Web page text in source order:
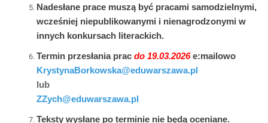
Nadesłane prace muszą być pracami samodzielnymi,
wcześniej niepublikowanymi i nienagrodzonymi w
innych konkursach literackich.
Termin przesłania pracdo 19.03.2026e:mailowo
KrystynaBorkowska@eduwarszawa.pl
lub
ZZych@eduwarszawa.pl
Teksty wysłane po terminie nie będą oceniane.